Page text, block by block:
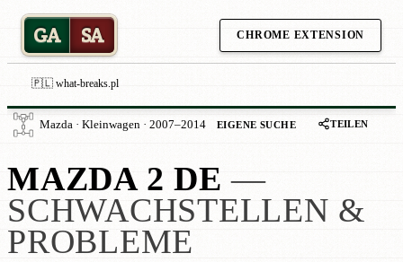
GA SA CHROME EXTENSION
🇵🇱 what-breaks.pl
Mazda · Kleinwagen · 2007–2014 EIGENE SUCHE TEILEN
MAZDA 2 DE —
SCHWACHSTELLEN &
PROBLEME